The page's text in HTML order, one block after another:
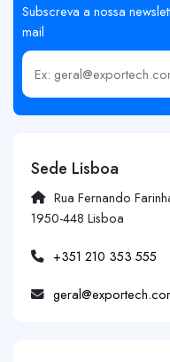
Subscreva a nossa
mail
Insira o seu email
Sede Lisboa
Rua Fernando
1950-448 Lisboa
+351 210 353 555